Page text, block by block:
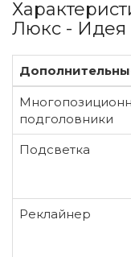
Люкс - Идея
подголовники
Подсветка
Реклайнер